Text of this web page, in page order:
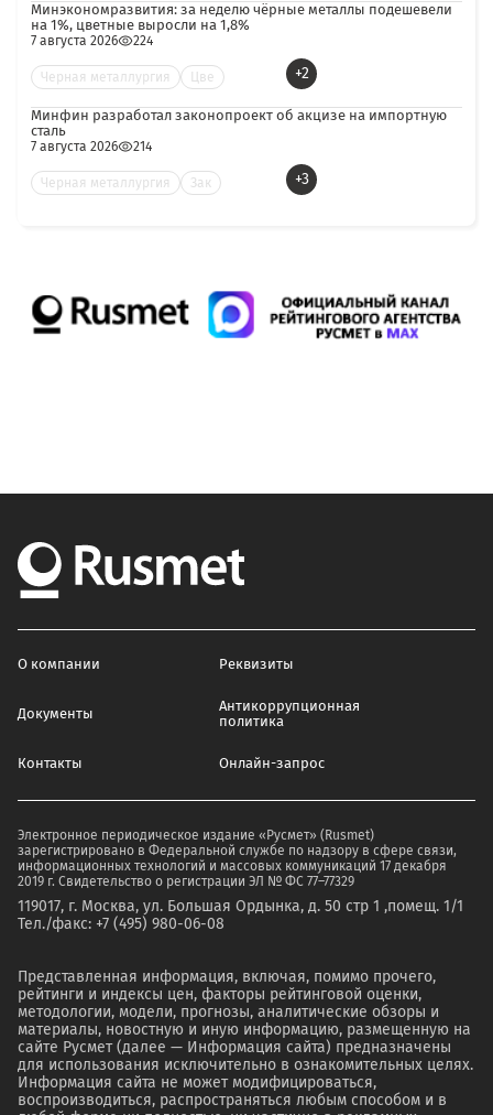
Минэкономразвития: за неделю чёрные металлы подешевели
на 1%, цветные выросли на 1,8%
7 августа 2026 224
Черная металлургия Цве +2
Минфин разработал законопроект об акцизе на импортную
сталь
7 августа 2026 214
Черная металлургия Зак +3
О компании Реквизиты
Документы
Антикоррупционная
политика
Контакты Онлайн-запрос
Электронное периодическое издание «Русмет» (Rusmet)
зарегистрировано в Федеральной службе по надзору в сфере связи,
информационных технологий и массовых коммуникаций 17 декабря
2019 г. Свидетельство о регистрации ЭЛ № ФС 77–77329
119017, г. Москва, ул. Большая Ордынка, д. 50 стр 1 ,помещ. 1/1
Тел./факс: +7 (495) 980-06-08
Представленная информация, включая, помимо прочего,
рейтинги и индексы цен, факторы рейтинговой оценки,
методологии, модели, прогнозы, аналитические обзоры и
материалы, новостную и иную информацию, размещенную на
сайте Русмет (далее — Информация сайта) предназначены
для использования исключительно в ознакомительных целях.
Информация сайта не может модифицироваться,
воспроизводиться, распространяться любым способом и в